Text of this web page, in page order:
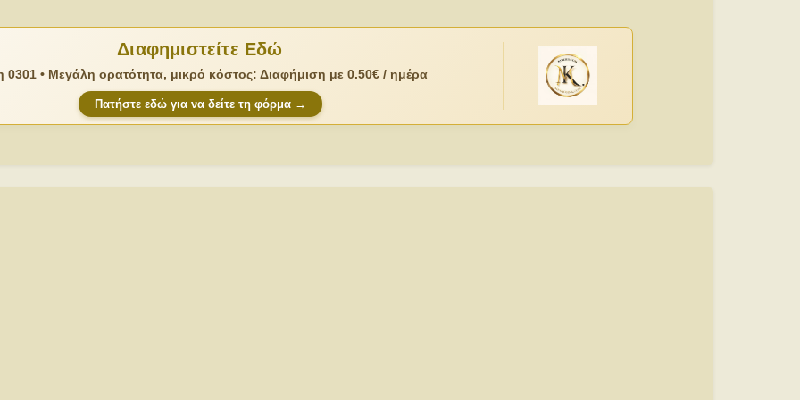
Διαφημιστείτε Εδώ
0301 • Μεγάλη ορατότητα, μικρό κόστος: Διαφήμιση με 0.50€ / ημέρα
Πατήστε εδώ για να δείτε τη φόρμα →